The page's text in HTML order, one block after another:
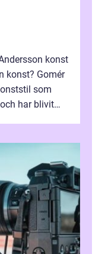
konst
konst? Gomér
som
har blivit